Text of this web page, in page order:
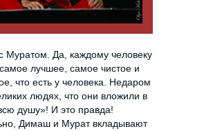
Муратом. Да, каждому человеку
лучшее, самое чистое и
что есть у человека. Недаром
людях, что они вложили в
душу»! И это правда!
Димаш и Мурат вкладывают